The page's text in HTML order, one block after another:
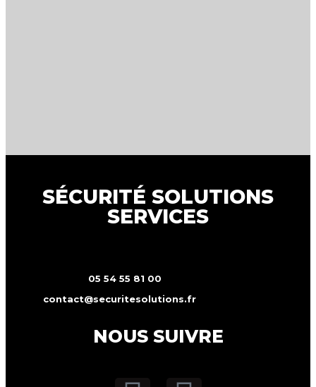
SÉCURITÉ SOLUTIONS
SERVICES
05 54 55 81 00
contact@securitesolutions.fr
NOUS SUIVRE